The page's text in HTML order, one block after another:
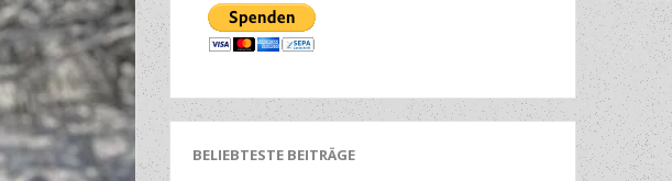
BELIEBTESTE BEITRÄGE